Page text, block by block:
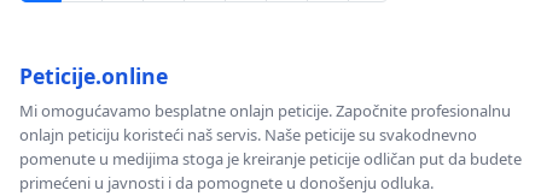
Peticije.online
Mi omogućavamo besplatne onlajn peticije. Započnite profesionalnu
onlajn peticiju koristeći naš servis. Naše peticije su svakodnevno
pomenute u medijima stoga je kreiranje peticije odličan put da budete
primećeni u javnosti i da pomognete u donošenju odluka.